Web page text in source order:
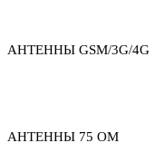
АНТЕННЫ GSM/3G/4G
АНТЕННЫ 75 ОМ